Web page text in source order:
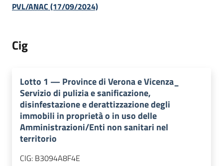
PVL/ANAC (17/09/2024)
Cig
Lotto 1 — Province di Verona e Vicenza_
Servizio di pulizia e sanificazione,
disinfestazione e derattizzazione degli
immobili in proprietà o in uso delle
Amministrazioni/Enti non sanitari nel
territorio
CIG: B3094A8F4E